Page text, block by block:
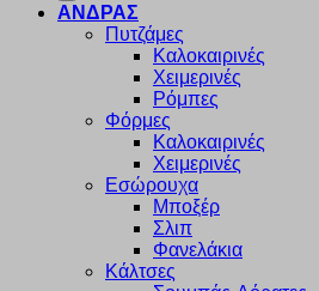
ΑΝΔΡΑΣ
Πυτζάμες
Καλοκαιρινές
Χειμερινές
Ρόμπες
Φόρμες
Καλοκαιρινές
Χειμερινές
Εσώρουχα
Μποξέρ
Σλιπ
Φανελάκια
Κάλτσες